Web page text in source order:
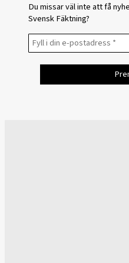
Du missar väl inte att få
Svensk Fäktning?